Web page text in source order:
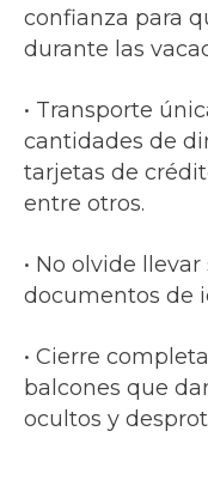
confianza para
durante las
• Transporte
cantidades de
tarjetas de
entre otros.
• No olvide
documentos de
• Cierre
balcones que
ocultos y